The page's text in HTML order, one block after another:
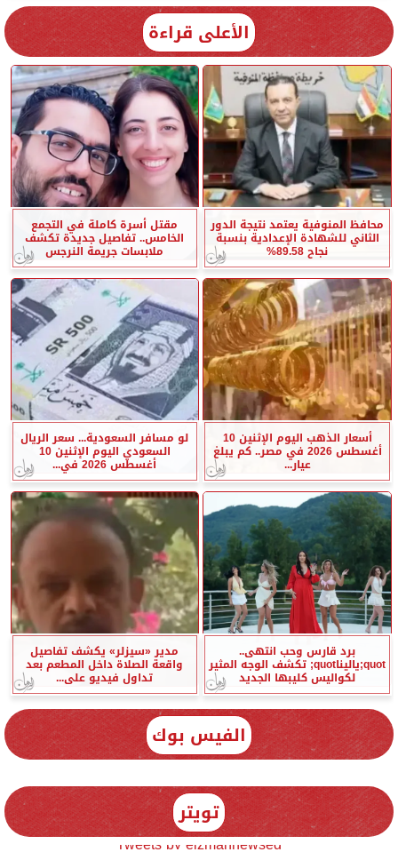
الأعلى قراءة
محافظ المنوفية يعتمد نتيجة الدور
الثاني للشهادة الإعدادية بنسبة
نجاح 89.58%
مقتل أسرة كاملة في التجمع
الخامس.. تفاصيل جديدة تكشف
ملابسات جريمة النرجس
أسعار الذهب اليوم الإثنين 10
أغسطس 2026 في مصر.. كم يبلغ
عيار...
لو مسافر السعودية... سعر الريال
السعودي اليوم الإثنين 10
أغسطس 2026 في...
برد قارس وحب انتهى..
quot;ياليناquot; تكشف الوجه المثير
لكواليس كليبها الجديد
مدير «سيزلر» يكشف تفاصيل
واقعة الصلاة داخل المطعم بعد
تداول فيديو على...
الفيس بوك
تويتر
Tweets by elzmannewseg